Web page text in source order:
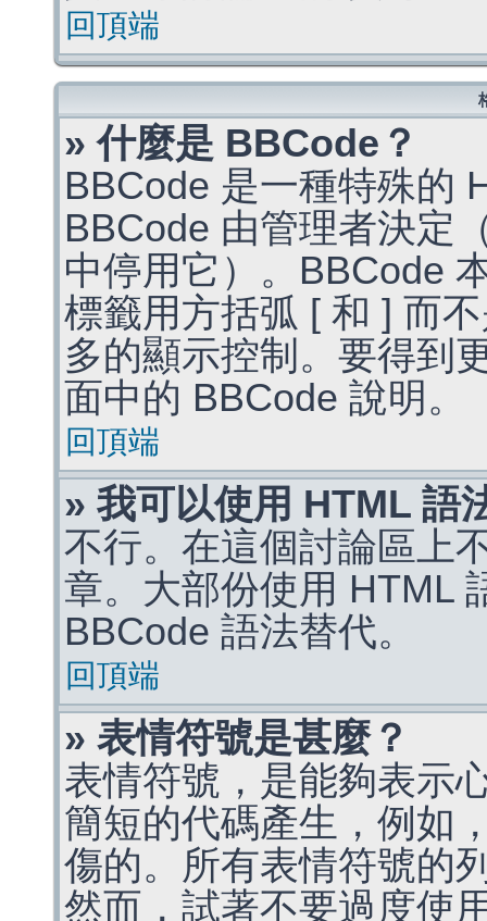
回頂端
» 什麼是 BBCode？
BBCode 是一種特殊的
BBCode 由管理者決定
中停用它）。BBCode
標籤用方括弧 [ 和 ] 而
多的顯示控制。要得到
面中的 BBCode 說明。
回頂端
» 我可以使用 HTML 語
不行。在這個討論區上
章。大部份使用 HTML
BBCode 語法替代。
回頂端
» 表情符號是甚麼？
表情符號，是能夠表示
簡短的代碼產生，例如
傷的。所有表情符號的
然而，試著不要過度使